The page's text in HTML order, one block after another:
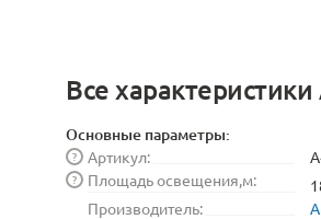
Все
Основные параметры:
Артикул:
?
Площадь освещения,м:
?
Производитель: